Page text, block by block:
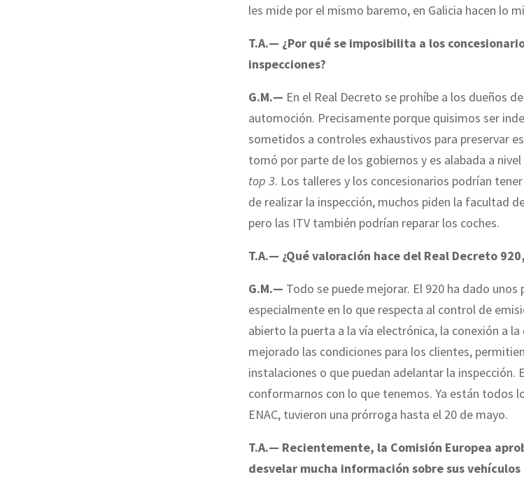
les mide por el mismo baremo, en Galicia hacen lo
T.A.— ¿Por qué se imposibilita a los
inspecciones?
G.M.— En el Real Decreto se prohíbe a los dueños
automoción. Precisamente porque quisimos ser
sometidos a controles exhaustivos para preservar
tomó por parte de los gobiernos y es alabada a
top 3. Los talleres y los concesionarios podrían
de realizar la inspección, muchos piden la facultad
pero las ITV también podrían reparar los coches.
T.A.— ¿Qué valoración hace del Real Decreto
G.M.— Todo se puede mejorar. El 920 ha dado
especialmente en lo que respecta al control de
abierto la puerta a la vía electrónica, la conexión a la
mejorado las condiciones para los clientes,
instalaciones o que puedan adelantar la inspección.
conformarnos con lo que tenemos. Ya están todos
ENAC, tuvieron una prórroga hasta el 20 de mayo.
T.A.— Recientemente, la Comisión Europea
desvelar mucha información sobre sus